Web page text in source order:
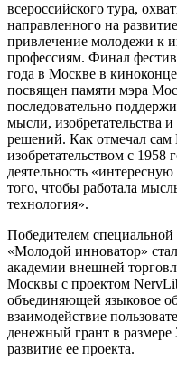
всероссийского тура,
направленного на
привлечение молодежи к
профессиям. Финал
года в Москве в
посвящен памяти мэра
последовательно
мысли, изобретательства
решений. Как отмечал
изобретательством с 1958
деятельность
того, чтобы работала
технология».
Победителем
«Молодой инноватор»
академии внешней
Москвы с проектом
объединяющей языковое
взаимодействие
денежный грант в
развитие ее проекта.